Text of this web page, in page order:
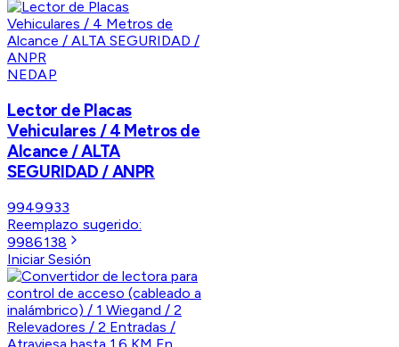
NEDAP
Lector de Placas
Vehiculares / 4 Metros de
Alcance / ALTA
SEGURIDAD / ANPR
9949933
Reemplazo sugerido:
9986138
Iniciar Sesión